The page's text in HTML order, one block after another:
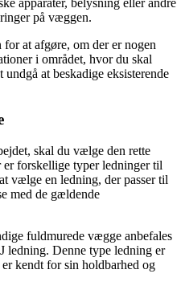
apparater, belysning eller andre
på væggen.
at afgøre, om der er nogen
i området, hvor du skal
at beskadige eksisterende
skal du vælge den rette
forskellige typer ledninger til
vælge en ledning, der passer til
med de gældende
fuldmurede vægge anbefales
ledning. Denne type ledning er
kendt for sin holdbarhed og